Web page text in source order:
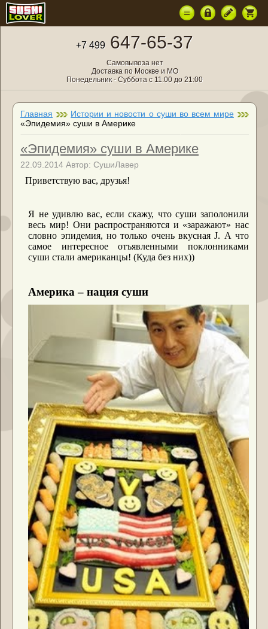
+7 499 647-65-37
Самовывоза нет
Доставка по Москве и МО
Понедельник - Суббота с 11:00 до 21:00
Главная
Истории и новости о суши во всем мире
«Эпидемия» суши в Америке
«Эпидемия» суши в Америке
22.09.2014 Автор: СушиЛавер
Приветствую вас, друзья!
Я не удивлю вас, если скажу, что суши заполонили
весь мир! Они распространяются и «заражают» нас
словно эпидемия, но только очень вкуснаяJ. А что
самое интересное отъявленными поклонниками
суши стали американцы! (Куда без них))
Америка – нация суши